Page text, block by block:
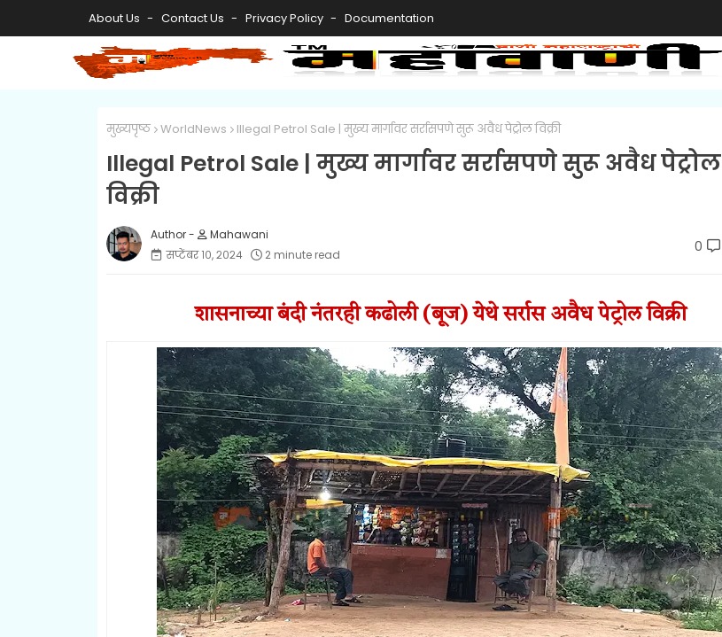
About Us Contact Us Privacy Policy Documentation
मुख्यपृष्ठ WorldNews Illegal Petrol Sale | मुख्य मार्गावर सर्रासपणे सुरू अवैध पेट्रोल विक्री
Illegal Petrol Sale | मुख्य मार्गावर सर्रासपणे सुरू अवैध पेट्रोल
विक्री
Mahawani
सप्टेंबर १०, २०२४
2 minute read 0
शासनाच्या बंदी नंतरहीकढोली (बूज)येथे सर्रास अवैध पेट्रोल विक्री